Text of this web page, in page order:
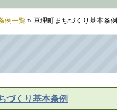
例一覧 » 亘理町まちづくり基本条例
づくり基本条例